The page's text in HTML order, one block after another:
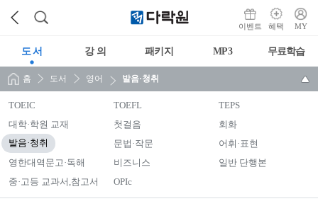
이벤트 혜택 MY
도 서 강 의 패키지 MP3 무료학습
홈 도서 영어 발음·청취
TOEIC TOEFL
TEPS
대학·학원 교재
첫걸음 회화
발음·청취 문법·작문
어휘·표현
영한대역문고·독해
비즈니스
일반 단행본
중·고등 교과서,참고서
OPIc